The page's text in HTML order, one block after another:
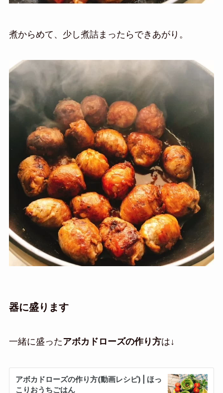
煮からめて、少し煮詰まったらできあがり。
器に盛ります
一緒に盛ったアボカドローズの作り方は↓